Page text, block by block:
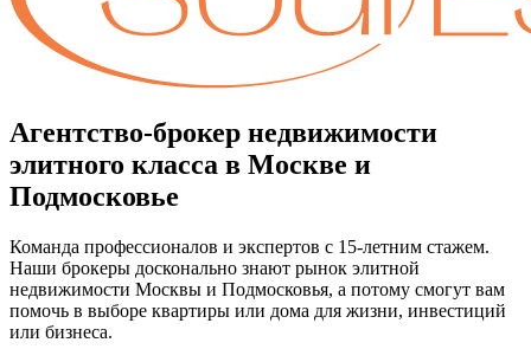
Агентство-брокер недвижимости
элитного класса в Москве и
Подмосковье
Команда профессионалов и экспертов с 15-летним стажем.
Наши брокеры досконально знают рынок элитной
недвижимости Москвы и Подмосковья, а потому смогут вам
помочь в выборе квартиры или дома для жизни, инвестиций
или бизнеса.